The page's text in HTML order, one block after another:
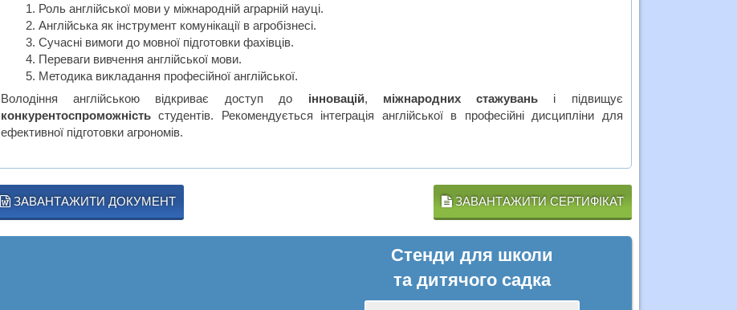
Роль англійської мови у міжнародній аграрній науці.
Англійська як інструмент комунікації в агробізнесі.
Сучасні вимоги до мовної підготовки фахівців.
Переваги вивчення англійської мови.
Методика викладання професійної англійської.
Володіння англійською відкриває доступ до інновацій, міжнародних стажуваньі підвищує
конкурентоспроможністьстудентів. Рекомендується інтеграція англійської в професійні дисципліни для
ефективної підготовки агрономів.
ЗАВАНТАЖИТИ ДОКУМЕНТ ЗАВАНТАЖИТИ СЕРТИФІКАТ
Стенди для школи
та дитячого садка